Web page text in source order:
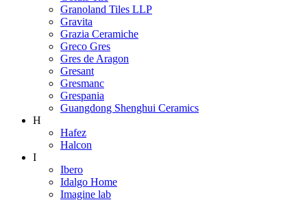
Granoland Tiles LLP
Gravita
Grazia Ceramiche
Greco Gres
Gres de Aragon
Gresant
Gresmanc
Grespania
Guangdong Shenghui Ceramics
H
Hafez
Halcon
I
Ibero
Idalgo Home
Imagine lab